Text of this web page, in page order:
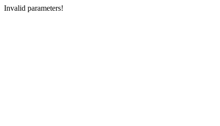
Invalid parameters!